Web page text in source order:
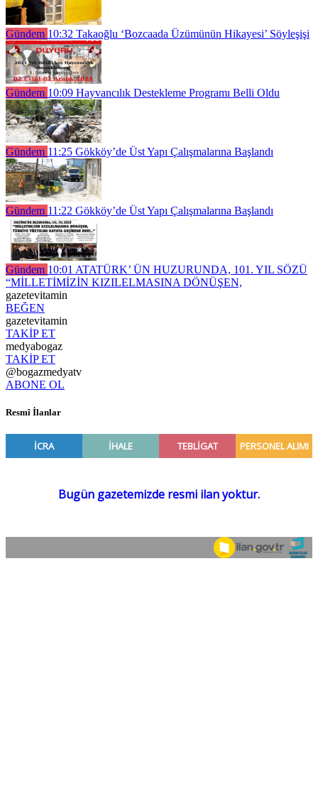
Gündem 10:32 Takaoğlu ‘Bozcaada Üzümünün Hikayesi’ Söyleşişi
Gündem 10:09 Hayvancılık Destekleme Programı Belli Oldu
Gündem 11:25 Gökköy’de Üst Yapı Çalışmalarına Başlandı
Gündem 11:22 Gökköy’de Üst Yapı Çalışmalarına Başlandı
Gündem 10:01 ATATÜRK’ ÜN HUZURUNDA, 101. YIL SÖZÜ
“MİLLETİMİZİN KIZILELMASINA DÖNÜŞEN,
gazetevitamin
BEĞEN
gazetevitamin
TAKİP ET
medyabogaz
TAKİP ET
@bogazmedyatv
ABONE OL
Resmî İlanlar